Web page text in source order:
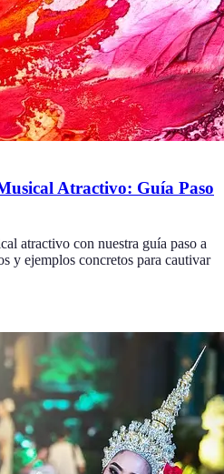
Atractivo: Guía Paso
atractivo con nuestra guía paso a
y ejemplos concretos para cautivar